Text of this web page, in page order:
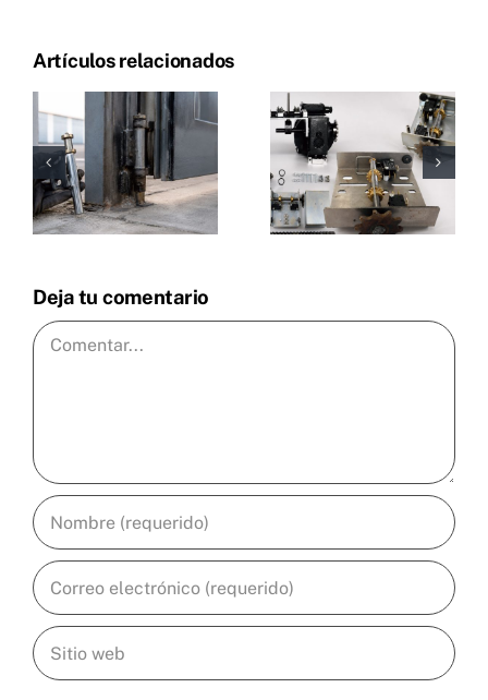
Artículos relacionados
Deja tu comentario
Comentar